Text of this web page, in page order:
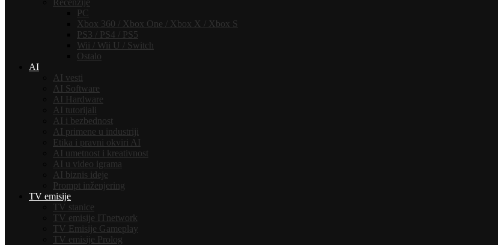
Recenzije
PC
Xbox 360 / Xbox One / Xbox X / Xbox S
PS3 / PS4 / PS5
Wii / Wii U / Switch
Ostalo
AI
AI vesti
AI Software
AI Hardware
AI tutorijali
AI i bezbednost
AI primene u industriji
Etika i pravni okviri AI
AI umetnost i kreativnost
AI u video igrama
AI biznis ideje
Prompt inženjering
TV emisije
TV stanice
TV emisije ITnetwork
TV Emisije Gameplay
TV emisije Prolog